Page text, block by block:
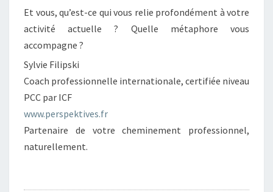
Et vous, qu’est-ce qui vous relie profondément à votre
activité actuelle ? Quelle métaphore vous
accompagne ?
Sylvie Filipski
Coach professionnelle internationale, certifiée niveau
PCC par ICF
www.perspektives.fr
Partenaire de votre cheminement professionnel,
naturellement.